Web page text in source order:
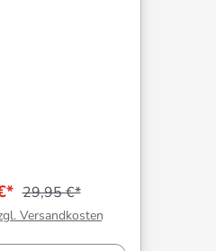
29,95 €*
Versandkosten